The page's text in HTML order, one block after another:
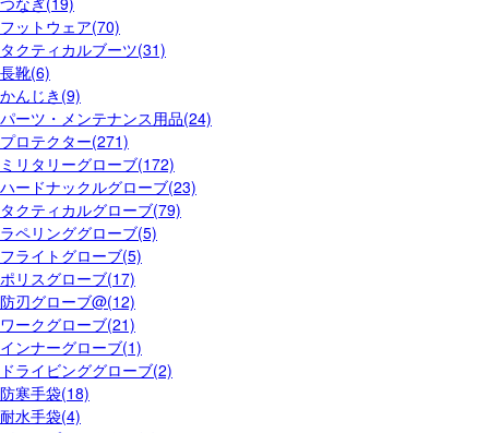
フットウェア(70)
タクティカルブーツ(31)
長靴(6)
かんじき(9)
パーツ・メンテナンス用品(24)
プロテクター(271)
ミリタリーグローブ(172)
ハードナックルグローブ(23)
タクティカルグローブ(79)
ラペリンググローブ(5)
フライトグローブ(5)
ポリスグローブ(17)
防刃グローブ@(12)
ワークグローブ(21)
インナーグローブ(1)
ドライビンググローブ(2)
防寒手袋(18)
耐水手袋(4)